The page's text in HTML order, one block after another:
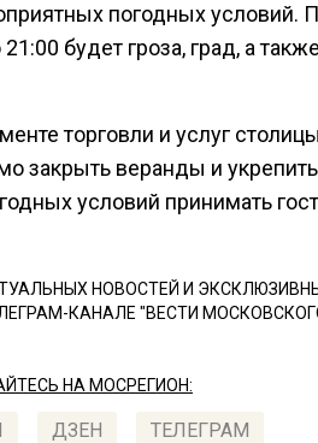
погодных условий.
будет гроза, град, а
торговли и услуг
закрыть веранды и укрепить
условий принимать
НОВОСТЕЙ И
КАНАЛЕ "ВЕСТИ
НА МОСРЕГИОН:
ДЗЕН ТЕЛЕГРАМ